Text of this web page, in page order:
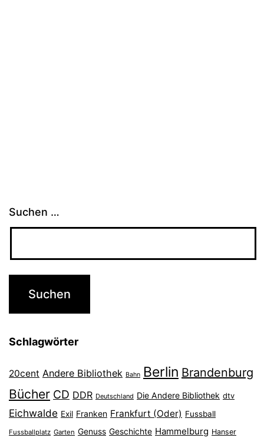
Suchen …
Schlagwörter
20cent Andere Bibliothek Bahn Berlin Brandenburg
Bücher CD DDR Deutschland Die Andere Bibliothek dtv
Eichwalde Exil Franken Frankfurt (Oder) Fussball
Fussballplatz Garten Genuss Geschichte Hammelburg Hanser